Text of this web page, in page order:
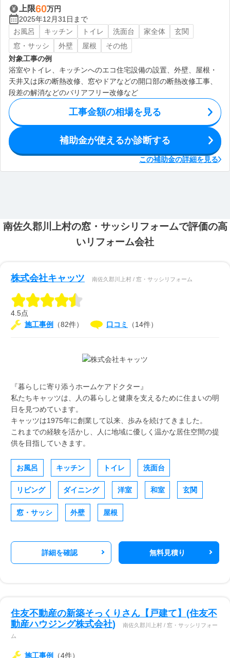
上限60万円
2025年12月31日まで
お風呂
キッチン トイレ 洗面台 家全体
玄関
窓・サッシ
外壁 屋根
その他
対象工事の例
浴室やトイレ、キッチンへのエコ住宅設備の設置、外壁、屋根・
天井又は床の断熱改修、窓やドアなどの開口部の断熱改修工事、
段差の解消などのバリアフリー改修など
工事金額の相場を見る
補助金が使えるか診断する
この補助金の詳細を見る
南佐久郡川上村の窓・サッシリフォームで評価の高
いリフォーム会社
株式会社キャッツ 南佐久郡川上村 / 窓・サッシリフォーム
4.5点
施工事例
（82件） 口コミ （14件）
『暮らしに寄り添うホームケアドクター』
私たちキャッツは、人の暮らしと健康を支えるために住まいの明
日を見つめています。
キャッツは1975年に創業して以来、歩みを続けてきました。
これまでの経験を活かし、人に地域に優しく温かな居住空間の提
供を目指していきます。
お風呂 キッチン トイレ 洗面台
リビング ダイニング 洋室 和室 玄関
窓・サッシ 外壁 屋根
詳細を確認 無料見積り
住友不動産の新築そっくりさん【戸建て】(住友不
動産ハウジング株式会社)
南佐久郡川上村 / 窓・サッシリフォー
ム
施工事例 （4件）